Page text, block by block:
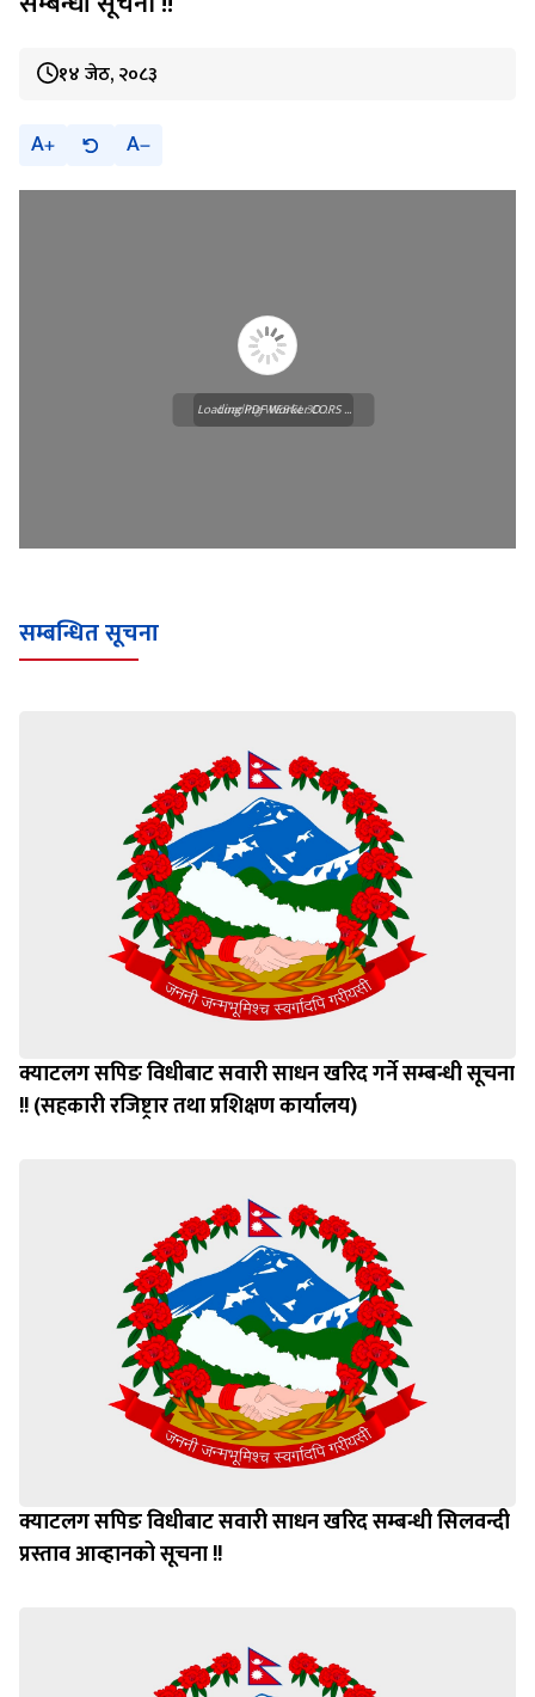
१४ जेठ, २०८३
A A
Loading WEBGL 3D ...
Loading PDF Worker CORS ...
सम्बन्धित सूचना
क्याटलग सपिङ विधीबाट सवारी साधन खरिद गर्ने सम्बन्धी सूचना
!! (सहकारी रजिष्ट्रार तथा प्रशिक्षण कार्यालय)
क्याटलग सपिङ विधीबाट सवारी साधन खरिद सम्बन्धी सिलवन्दी
प्रस्ताव आव्हानको सूचना !!